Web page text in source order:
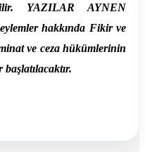
YAZILAR AYNEN
hakkında Fikir ve
ve ceza hükümlerinin